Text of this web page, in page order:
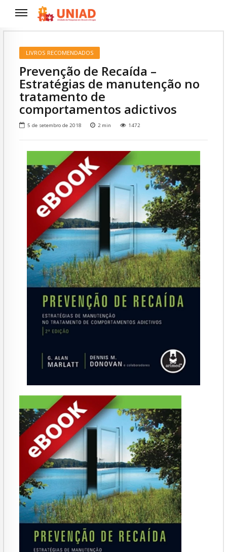
LIVROS RECOMENDADOS
Prevenção de Recaída –
Estratégias de manutenção no
tratamento de
comportamentos adictivos
5 de setembro de 2018 2 min 1472